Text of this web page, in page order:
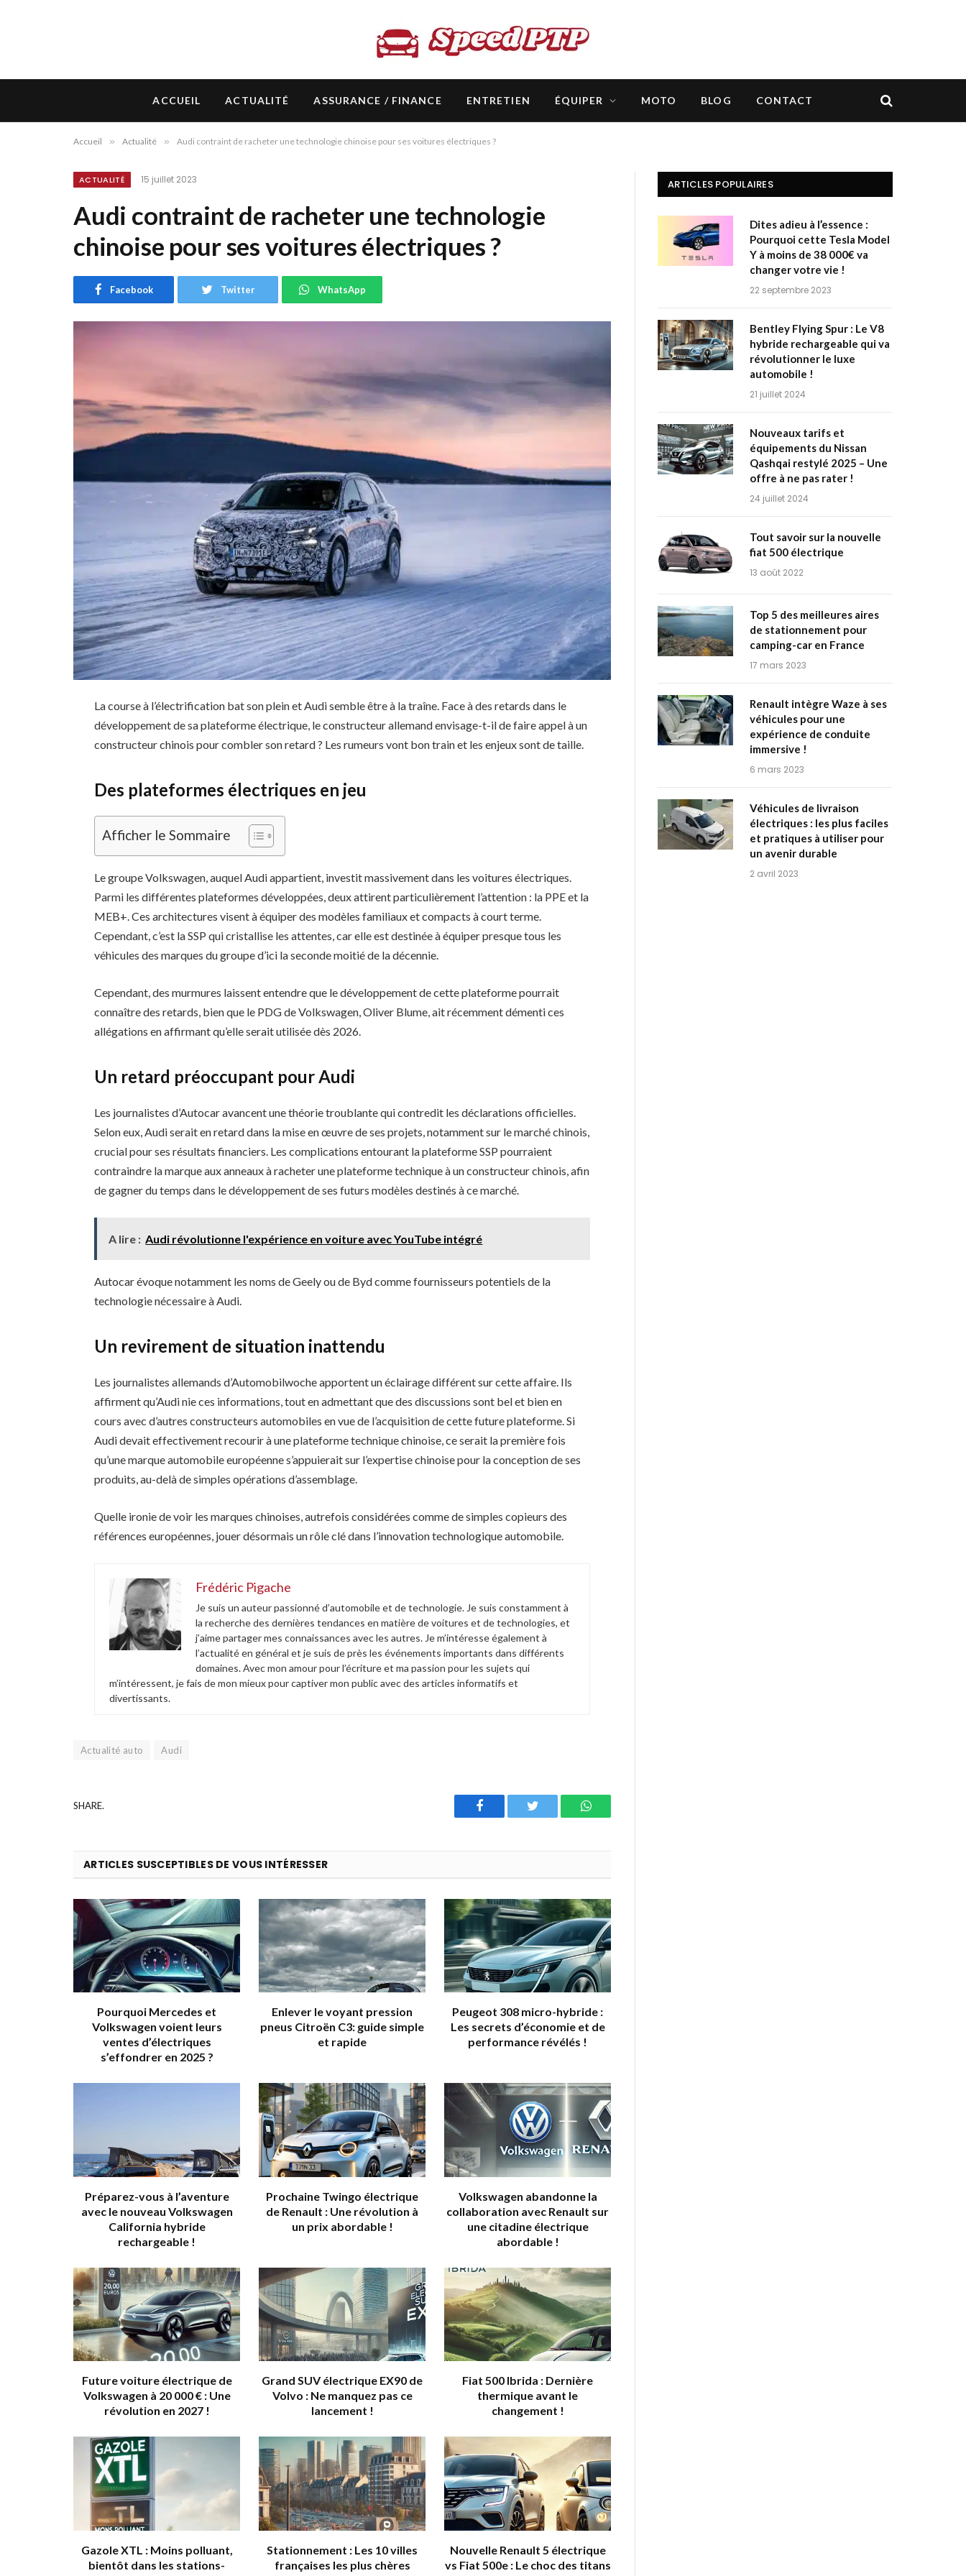
ACCUEIL ACTUALITÉ ASSURANCE / FINANCE ENTRETIEN ÉQUIPER MOTO BLOG CONTACT
Accueil » Actualité » Audi contraint de racheter une technologie chinoise pour ses voitures électriques ?
ACTUALITÉ 15 juillet 2023
Audi contraint de racheter une technologie
chinoise pour ses voitures électriques ?
Facebook Twitter WhatsApp
La course à l’électrification bat son plein et Audi semble être à la traîne. Face à des retards dans le
développement de sa plateforme électrique, le constructeur allemand envisage-t-il de faire appel à un
constructeur chinois pour combler son retard ? Les rumeurs vont bon train et les enjeux sont de taille.
Des plateformes électriques en jeu
Afficher le Sommaire
Le groupe Volkswagen, auquel Audi appartient, investit massivement dans les voitures électriques.
Parmi les différentes plateformes développées, deux attirent particulièrement l’attention : la PPE et la
MEB+. Ces architectures visent à équiper des modèles familiaux et compacts à court terme.
Cependant, c’est la SSP qui cristallise les attentes, car elle est destinée à équiper presque tous les
véhicules des marques du groupe d’ici la seconde moitié de la décennie.
Cependant, des murmures laissent entendre que le développement de cette plateforme pourrait
connaître des retards, bien que le PDG de Volkswagen, Oliver Blume, ait récemment démenti ces
allégations en affirmant qu’elle serait utilisée dès 2026.
Un retard préoccupant pour Audi
Les journalistes d’Autocar avancent une théorie troublante qui contredit les déclarations officielles.
Selon eux, Audi serait en retard dans la mise en œuvre de ses projets, notamment sur le marché chinois,
crucial pour ses résultats financiers. Les complications entourant la plateforme SSP pourraient
contraindre la marque aux anneaux à racheter une plateforme technique à un constructeur chinois, afin
de gagner du temps dans le développement de ses futurs modèles destinés à ce marché.
A lire : Audi révolutionne l'expérience en voiture avec YouTube intégré
Autocar évoque notamment les noms de Geely ou de Byd comme fournisseurs potentiels de la
technologie nécessaire à Audi.
Un revirement de situation inattendu
Les journalistes allemands d’Automobilwoche apportent un éclairage différent sur cette affaire. Ils
affirment qu’Audi nie ces informations, tout en admettant que des discussions sont bel et bien en
cours avec d’autres constructeurs automobiles en vue de l’acquisition de cette future plateforme. Si
Audi devait effectivement recourir à une plateforme technique chinoise, ce serait la première fois
qu’une marque automobile européenne s’appuierait sur l’expertise chinoise pour la conception de ses
produits, au-delà de simples opérations d’assemblage.
Quelle ironie de voir les marques chinoises, autrefois considérées comme de simples copieurs des
références européennes, jouer désormais un rôle clé dans l’innovation technologique automobile.
Frédéric Pigache
Je suis un auteur passionné d’automobile et de technologie. Je suis constamment à
la recherche des dernières tendances en matière de voitures et de technologies, et
j’aime partager mes connaissances avec les autres. Je m’intéresse également à
l’actualité en général et je suis de près les événements importants dans différents
domaines. Avec mon amour pour l’écriture et ma passion pour les sujets qui
m’intéressent, je fais de mon mieux pour captiver mon public avec des articles informatifs et
divertissants.
Actualité auto Audi
SHARE. Facebook Twitter WhatsApp
ARTICLES SUSCEPTIBLES DE VOUS INTÉRESSER
Pourquoi Mercedes et
Volkswagen voient leurs
ventes d’électriques
s’effondrer en 2025 ?
Enlever le voyant pression
pneus Citroën C3: guide simple
et rapide
Peugeot 308 micro-hybride :
Les secrets d’économie et de
performance révélés !
Préparez-vous à l’aventure
avec le nouveau Volkswagen
California hybride
rechargeable !
Prochaine Twingo électrique
de Renault : Une révolution à
un prix abordable !
Volkswagen abandonne la
collaboration avec Renault sur
une citadine électrique
abordable !
Future voiture électrique de
Volkswagen à 20 000 € : Une
révolution en 2027 !
Grand SUV électrique EX90 de
Volvo : Ne manquez pas ce
lancement !
Fiat 500 Ibrida : Dernière
thermique avant le
changement !
Gazole XTL : Moins polluant,
bientôt dans les stations-
Stationnement : Les 10 villes
françaises les plus chères
Nouvelle Renault 5 électrique
vs Fiat 500e : Le choc des titans
ARTICLES POPULAIRES
Dites adieu à l’essence :
Pourquoi cette Tesla Model
Y à moins de 38 000€ va
changer votre vie !
22 septembre 2023
Bentley Flying Spur : Le V8
hybride rechargeable qui va
révolutionner le luxe
automobile !
21 juillet 2024
Nouveaux tarifs et
équipements du Nissan
Qashqai restylé 2025 – Une
offre à ne pas rater !
24 juillet 2024
Tout savoir sur la nouvelle
fiat 500 électrique
13 août 2022
Top 5 des meilleures aires
de stationnement pour
camping-car en France
17 mars 2023
Renault intègre Waze à ses
véhicules pour une
expérience de conduite
immersive !
6 mars 2023
Véhicules de livraison
électriques : les plus faciles
et pratiques à utiliser pour
un avenir durable
2 avril 2023